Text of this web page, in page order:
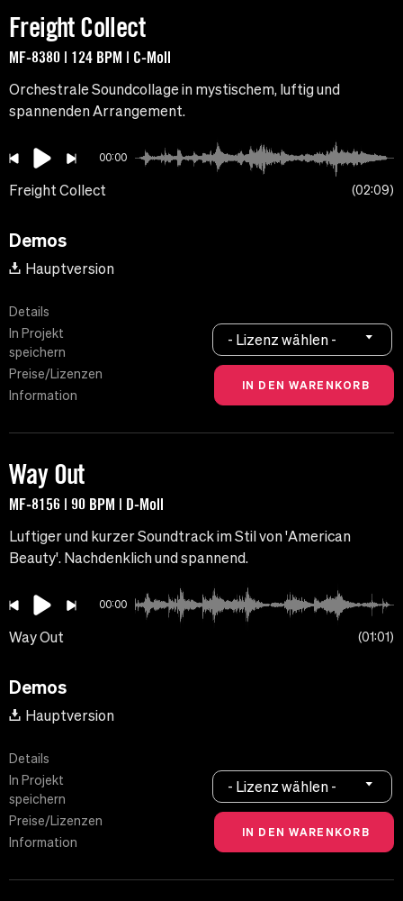
Freight Collect
MF-8380 | 124 BPM | C-Moll
Orchestrale Soundcollage in mystischem, luftig und
spannenden Arrangement.
00:00
Freight Collect 02:09
Demos
Hauptversion
Details
In Projekt
speichern
Preise/Lizenzen
Information
- Lizenz wählen -
Way Out
MF-8156 | 90 BPM | D-Moll
Luftiger und kurzer Soundtrack im Stil von 'American
Beauty'. Nachdenklich und spannend.
00:00
Way Out 01:01
Demos
Hauptversion
Details
In Projekt
speichern
Preise/Lizenzen
Information
- Lizenz wählen -